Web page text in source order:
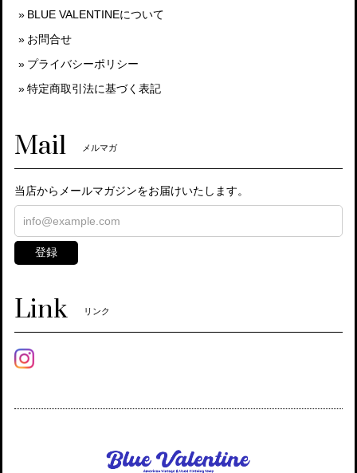
BLUE VALENTINEについて
お問合せ
プライバシーポリシー
特定商取引法に基づく表記
Mail メルマガ
当店からメールマガジンをお届けいたします。
登録
Link リンク